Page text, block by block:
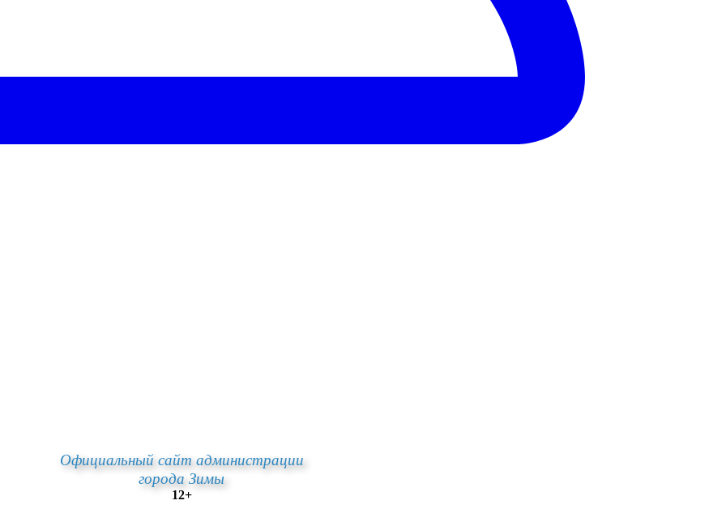
Официальный сайт администрации
города Зимы
12+